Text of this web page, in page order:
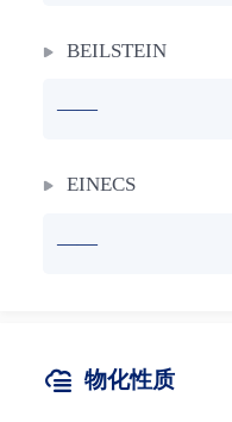
BEILSTEIN
——
EINECS
——
物化性质